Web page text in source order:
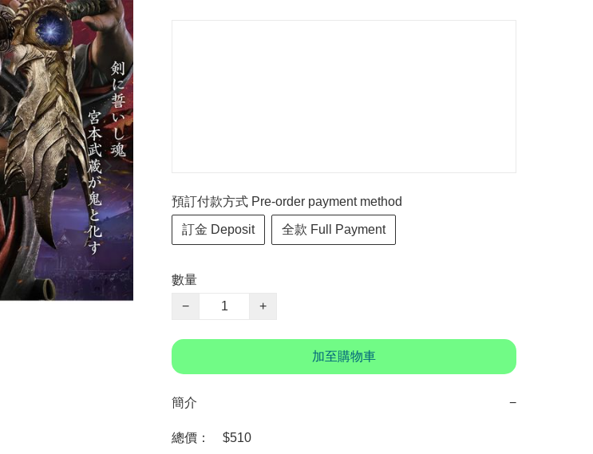
預訂付款方式 Pre-order payment method
訂金 Deposit 全款 Full Payment
數量
−
+
加至購物車
簡介 −
總價：　$510